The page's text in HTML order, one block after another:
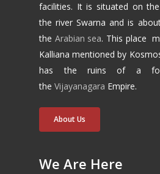
facilities. It is situated on
the river Swarna and is
the Arabian sea. This place
Kalliana mentioned by
has the ruins of a
theVijayanagara Empire.
About Us
We Are Here